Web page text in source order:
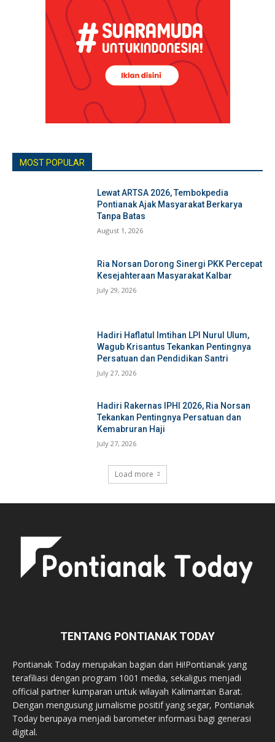
MOST POPULAR
Lewat ARTSA 2026, Tembokpedia
Pontianak Ajak Masyarakat Berkarya
Tanpa Batas
August 1, 2026
Ria Norsan Dorong Sinergi PKK Percepat
Kesejahteraan Masyarakat Kalbar
July 29, 2026
Hadiri Haflatul Imtihan LPI Nurul Ulum,
Wagub Krisantus Tekankan Pentingnya
Persatuan dan Pendidikan Santri
July 27, 2026
Hadiri Rakernas IPHI 2026, Ria Norsan
Tekankan Pentingnya Persatuan dan
Kemabruran Haji
July 27, 2026
Load more
TENTANG PONTIANAK TODAY
Pontianak Today merupakan bagian dari Hi!Pontianak yang
terafiliasi dengan program 1001 media, sekaligus menjadi
official partner kumparan untuk wilayah Kalimantan Barat.
Dengan mengusung jurnalisme positif yang segar, Pontianak
Today berupaya menjadi barometer informasi bagi generasi
digital.